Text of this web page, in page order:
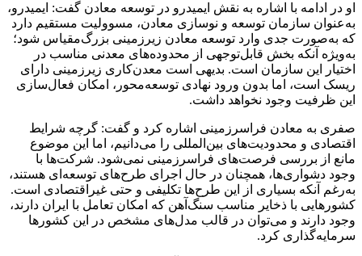
او در ادامه با اشاره به نقش ایمیدرو در توسعه معادن گفت: ایمیدرو،
به‌عنوان سازمان توسعه و نوسازی معادن، مسوولیت مستقیم دارد
که به‌صورت جدی وارد توسعه معادن زیرزمینی بزرگ‌مقیاس شود؛
به‌ویژه آنکه بخش قابل‌توجهی از محدوده‌های معدنی مناسب در
اختیار این سازمان است. بدیهی است معدن‌کاری زیرزمینی دارای
ریسک است، اما بدون ورود نهادی توسعه‌محور، امکان فعال‌سازی
این ظرفیت وجود نخواهد داشت.
صفری به معادن فراسرزمینی اشاره کرد و گفت: گرچه شرایط
اقتصادی و محدودیت‌های بین‌المللی را می‌دانیم، اما این موضوع
مانع از بررسی فرصت‌های فراسرزمینی نمی‌شود. شرکت‌ها با
وجود دشواری‌ها، همچنان در حال اجرای طرح‌های توسعه‌ای‌ هستند،
به‌رغم آنکه بسیاری از این طرح‌ها تکلیفی و حتی غیراقتصادی است.
کشورهایی با ذخایر مناسب سنگ‌آهن که امکان تعامل با ایران دارند،
وجود دارند و می‌توان در قالب مدل‌های مشخص در این کشورها
سرمایه‌گذاری کرد.